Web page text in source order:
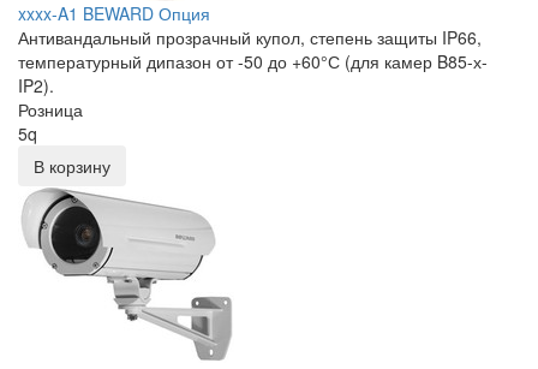
xxxx-A1 BEWARD Опция
Антивандальный прозрачный купол, степень защиты IP66,
температурный дипазон от -50 до +60°С (для камер B85-х-
IP2).
Розница
5q
В корзину